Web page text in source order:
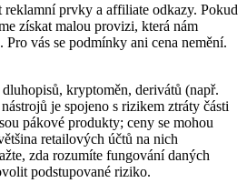
prvky a affiliate odkazy. Pokud
získat malou provizi, která nám
vás se podmínky ani cena nemění.
kryptoměn, derivátů (např.
je spojeno s rizikem ztráty části
pákové produkty; ceny se mohou
retailových účtů na nich
zda rozumíte fungování daných
podstupované riziko.